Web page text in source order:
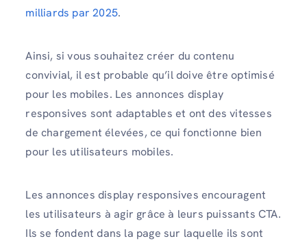
milliards par 2025.
Ainsi, si vous souhaitez créer du contenu
convivial, il est probable qu’il doive être optimisé
pour les mobiles. Les annonces display
responsives sont adaptables et ont des vitesses
de chargement élevées, ce qui fonctionne bien
pour les utilisateurs mobiles.
Les annonces display responsives encouragent
les utilisateurs à agir grâce à leurs puissants CTA.
Ils se fondent dans la page sur laquelle ils sont